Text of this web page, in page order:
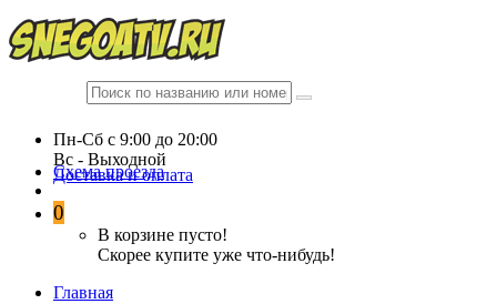
Пн-Сб c 9:00 до 20:00
Вc - Выходной
Схема проезда
Доставка и оплата
0
В корзине пусто!
Скорее купите уже что-нибудь!
Главная